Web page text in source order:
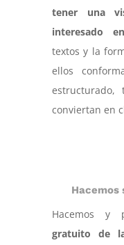
tener una
interesado
textos y la
ellos
conviertan en
Hacemos
Hacemos y
gratuito de